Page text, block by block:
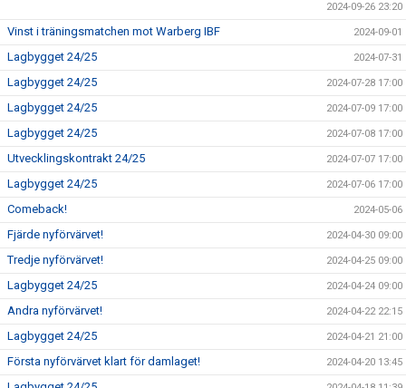
2024-09-26 23:20
Vinst i träningsmatchen mot Warberg IBF 2024-09-01
Lagbygget 24/25 2024-07-31
Lagbygget 24/25 2024-07-28 17:00
Lagbygget 24/25 2024-07-09 17:00
Lagbygget 24/25 2024-07-08 17:00
Utvecklingskontrakt 24/25 2024-07-07 17:00
Lagbygget 24/25 2024-07-06 17:00
Comeback! 2024-05-06
Fjärde nyförvärvet! 2024-04-30 09:00
Tredje nyförvärvet! 2024-04-25 09:00
Lagbygget 24/25 2024-04-24 09:00
Andra nyförvärvet! 2024-04-22 22:15
Lagbygget 24/25 2024-04-21 21:00
Första nyförvärvet klart för damlaget! 2024-04-20 13:45